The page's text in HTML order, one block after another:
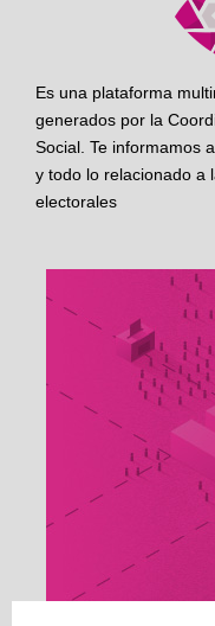
Es una plataforma
generados por la
Social. Te informamos
y todo lo relacionado a
electorales